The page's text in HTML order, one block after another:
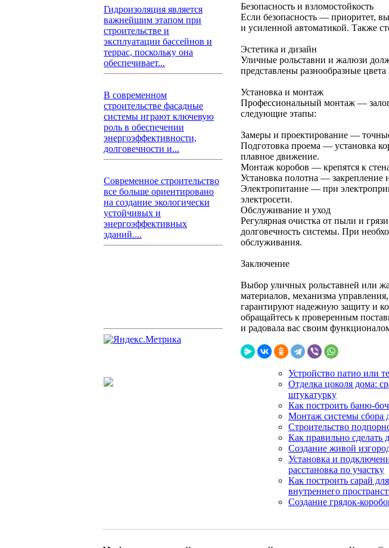
Гидроизоляция является
важнейшим этапом при
строительстве и
эксплуатации бассейнов и
террас, поскольку она
обеспечивает...
В современном
строительстве фасадные
системы играют ключевую
роль в обеспечении
энергоэффективности,
долговечности и...
Современное строительство
все больше ориентировано
на создание экологически
устойчивых и
энергоэффективных
зданий....
Безопасность и взломостойкость
Если безопасность — приоритет,
и усиленной автоматикой. Также
Эстетика и дизайн
Уличные рольставни и жалюзи
представлены разнообразные
Установка и монтаж
Профессиональный монтаж —
следующие этапы:
Замеры и проектирование —
Подготовка проема — установка
плавное движение.
Монтаж коробов — крепятся к
Установка полотна — закрепление
Электропитание — при
электросети.
Обслуживание и уход
Регулярная очистка от пыли и
долговечность системы. При
обслуживания.
Заключение
Выбор уличных рольставней или
материалов, механизма
гарантируют надежную защиту и
обращайтесь к проверенным
и радовала вас своим
Устройство патио или
Отделка цоколя дома:
штукатурку
Как построить баню-
Монтаж системы сбора
Строительство
Как правильно сделать
Создание живой
Установка и
расстановка по участку
Как построить сарай
внутреннего
Создание грядок-